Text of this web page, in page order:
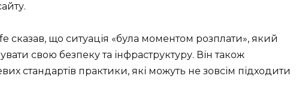
сказав, що ситуація «була моментом розплати», який
свою безпеку та інфраструктуру. Він також
стандартів практики, які можуть не зовсім підходити